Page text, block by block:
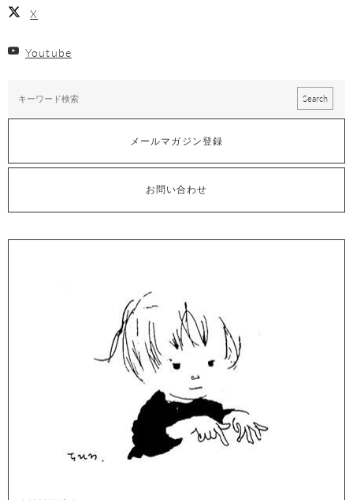
X
Youtube
メールマガジン登録
お問い合わせ